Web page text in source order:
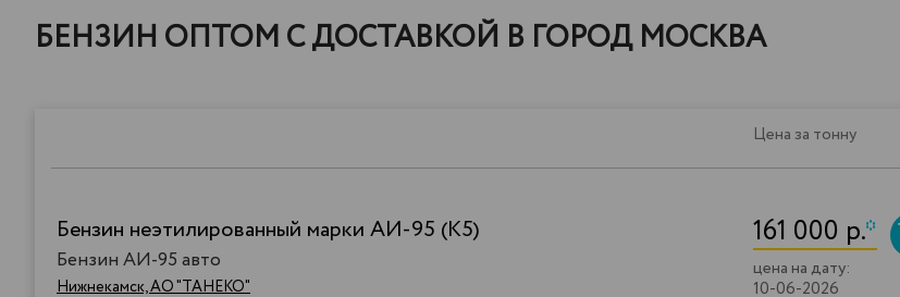
БЕНЗИН ОПТОМ С ДОСТАВКОЙ В ГОРОД МОСКВА
Цена за тонну
Бензин неэтилированный марки АИ-95 (К5)
Бензин АИ-95 авто
Нижнекамск, АО "ТАНЕКО"
161 000 р.*
цена на дату:
10-06-2026